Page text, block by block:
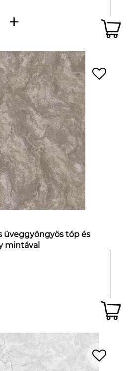
üveggyöngyös tóp és
mintával